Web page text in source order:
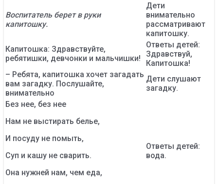
Воспитатель берет в руки
капитошку.
Дети
внимательно
рассматривают
капитошку.
Капитошка: Здравствуйте,
ребятишки, девчонки и мальчишки!
Ответы детей:
Здравствуй,
Капитошка!
– Ребята, капитошка хочет загадать
вам загадку. Послушайте,
внимательно
Дети слушают
загадку.
Без нее, без нее
Нам не выстирать белье,
И посуду не помыть,
Суп и кашу не сварить.
Она нужней нам, чем еда,
Ответы детей:
вода.